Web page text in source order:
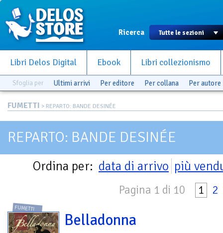
Ricerca
Libri Delos Digital Ebook Libri collezionismo
Sfoglia per Ultimi arrivi Per editore Per collana Per autore
FUMETTI > REPARTO: BANDE DESINÉE
REPARTO: BANDE DESINÉE
Ordina per: data di arrivo più
Pagina 1 di 10 1 2
FUMETTI
Belladonna